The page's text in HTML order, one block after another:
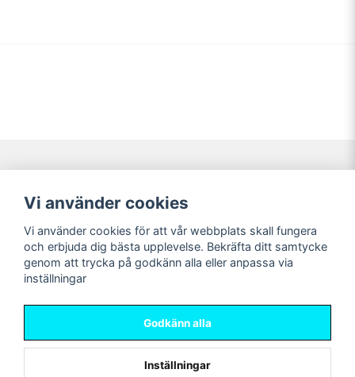
Navigering
Nyheter!
Förbeställning
Mitt konto
Logga in
Registrera dig
Glömt lösenord?
Sociala medier
Vi använder cookies
Vi använder cookies för att vår webbplats skall fungera
och erbjuda dig bästa upplevelse. Bekräfta ditt samtycke
genom att trycka på godkänn alla eller anpassa via
inställningar
Godkänn alla
Inställningar